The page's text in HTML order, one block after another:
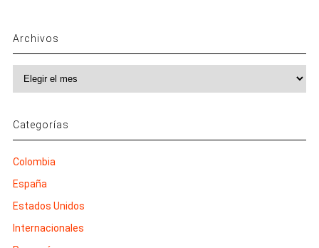
Archivos
Categorías
Colombia
España
Estados Unidos
Internacionales